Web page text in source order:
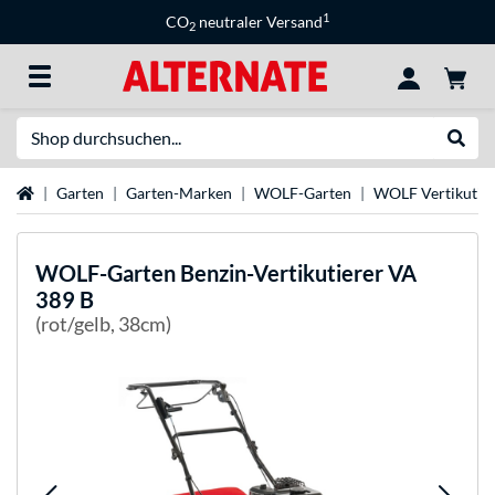
CO2 neutraler Versand1
StartseiteGarten Garten-Marken WOLF-Garten WOLF
WOLF-Garten Benzin-Vertikutierer VA
389 B
(rot/gelb, 38cm)